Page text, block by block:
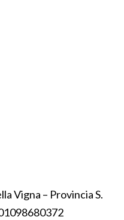
Vigna – Provincia S.